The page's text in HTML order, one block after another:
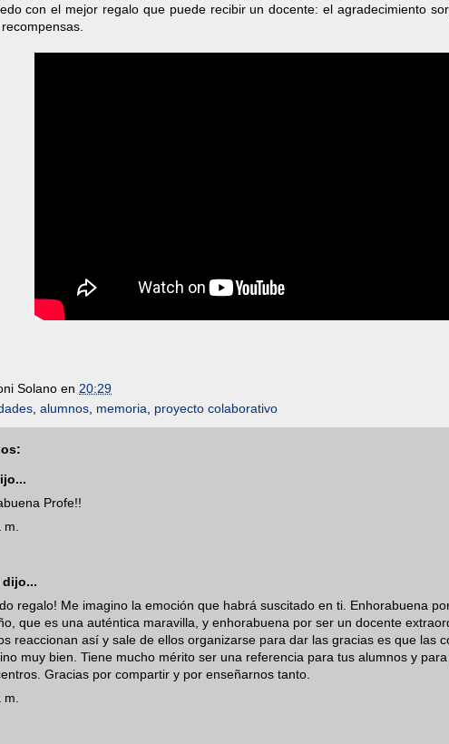
con el mejor regalo que puede recibir un docente: el agradecimiento
Solano en 20:29
alumnos memoria proyecto colaborativo
Profe!!
dijo...
regalo! Me imagino la emoción que habrá suscitado en ti. Enhorabuena
que es una auténtica maravilla, y enhorabuena por ser un docente
reaccionan así y sale de ellos organizarse para dar las gracias es que las
muy bien. Tiene mucho mérito ser una referencia para tus alumnos y
Gracias por compartir y por enseñarnos tanto.